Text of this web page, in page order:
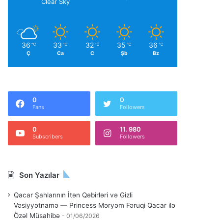
36 ℃
Ç
33 ℃
Ca
32 ℃
C
35 ℃
Şb
36 ℃
Bz
0
Fans
0
Followers
0
Subscribers
11. 980
Followers
Son Yazılar
Qacar Şahlarının İtən Qəbirləri və Gizli
Vəsiyyətnamə — Princess Məryəm Fəruqi Qacar ilə
Özəl Müsahibə
01/06/2026